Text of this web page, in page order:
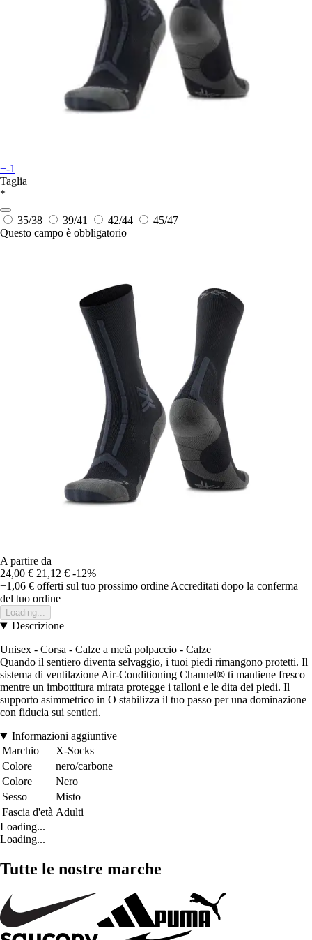
+-1
Taglia
*
35/38 39/41 42/44
45/47
Questo campo è obbligatorio
A partire da
24,00 € 21,12 € -12%
+1,06 € offerti sul tuo prossimo ordine Accreditati dopo la conferma
del tuo ordine
Loading...
Descrizione
Unisex - Corsa - Calze a metà polpaccio - Calze
Quando il sentiero diventa selvaggio, i tuoi piedi rimangono protetti. Il
sistema di ventilazione Air-Conditioning Channel® ti mantiene fresco
mentre un imbottitura mirata protegge i talloni e le dita dei piedi. Il
supporto asimmetrico in O stabilizza il tuo passo per una dominazione
con fiducia sui sentieri.
Informazioni aggiuntive
Marchio
X-Socks
Colore
nero/carbone
Colore
Nero
Sesso
Misto
Fascia d'età Adulti
Loading...
Loading...
Tutte le nostre marche